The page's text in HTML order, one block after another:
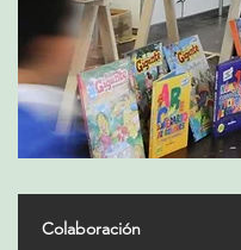
Colaboración